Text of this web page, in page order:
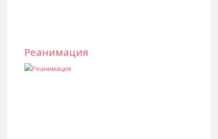
Реанимация